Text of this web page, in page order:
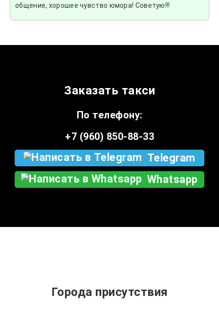
общение, хорошее чувство юмора! Советую!!!
Заказать такси
По телефону:
+7 (960) 850-88-33
Telegram
Whatsapp
Города присутствия